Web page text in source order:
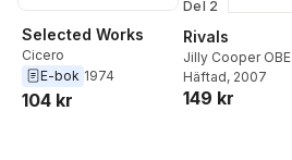
Selected Works
Cicero
E-bok 1974
104 kr
Del 2
Rivals
Jilly Cooper OBE
Häftad, 2007
149 kr